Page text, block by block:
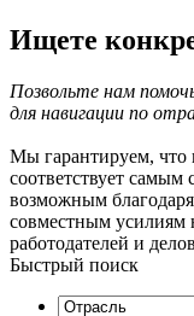
Ищете
Позвольте нам
для навигации по
Мы гарантируем, что
соответствует самым
возможным
совместным усилиям
работодателей и
Быстрый поиск